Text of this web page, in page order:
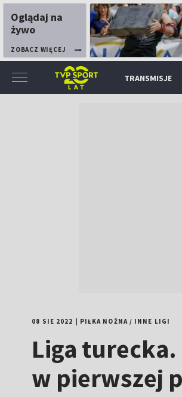
Oglądaj na
żywo
ZOBACZ WIĘCEJ
TRANSMISJE
08 SIE 2022 PIŁKA NOŻNA/ INNE LIGI
Liga turecka.
w pierwszej